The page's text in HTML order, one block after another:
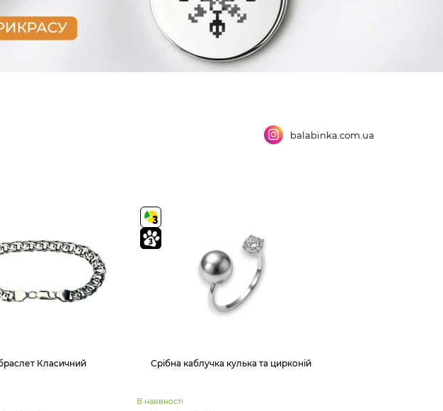
balabinka.com.ua
Класичний
Срібна каблучка кулька та цирконій
В наявності